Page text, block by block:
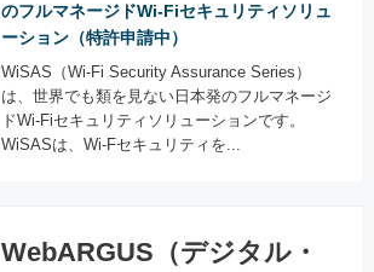
のフルマネージドWi-Fiセキュリティソリュ
ーション（特許申請中）
WiSAS（Wi-Fi Security Assurance Series）
は、世界でも類を見ない日本発のフルマネージ
ドWi-Fiセキュリティソリューションです。
WiSASは、Wi-Fセキュリティを...
WebARGUS（デジタル・